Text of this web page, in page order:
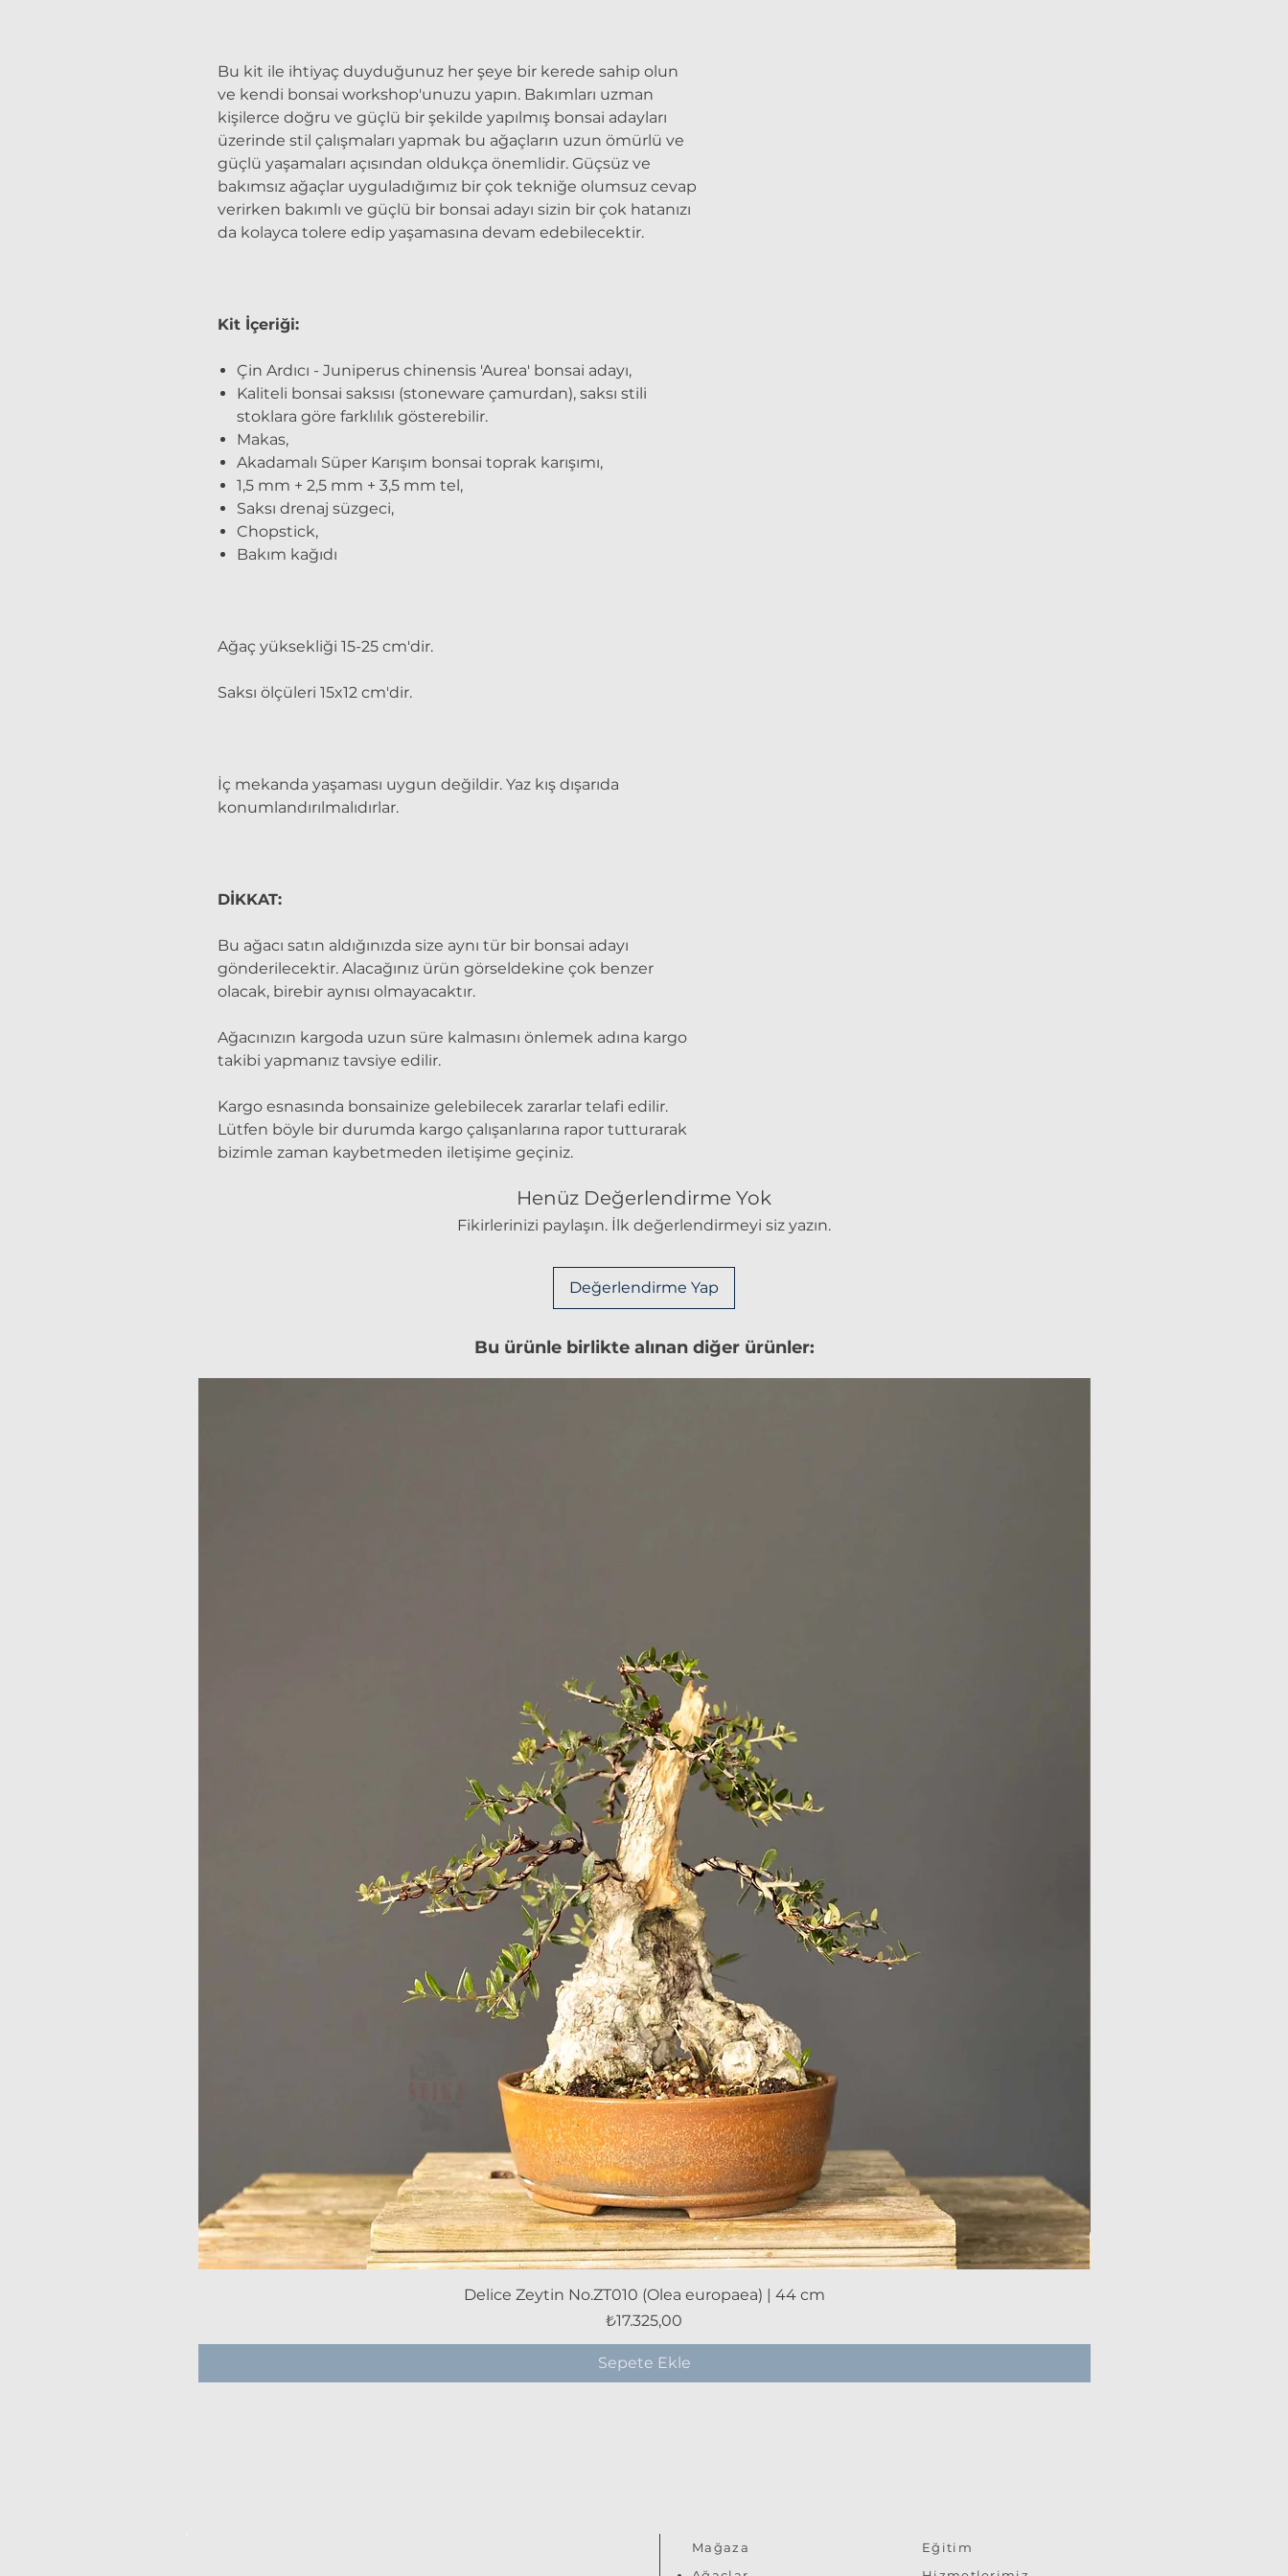
Bu kit ile ihtiyaç duyduğunuz her şeye bir kerede sahip olun
ve kendi bonsai workshop'unuzu yapın. Bakımları uzman
kişilerce doğru ve güçlü bir şekilde yapılmış bonsai adayları
üzerinde stil çalışmaları yapmak bu ağaçların uzun ömürlü ve
güçlü yaşamaları açısından oldukça önemlidir. Güçsüz ve
bakımsız ağaçlar uyguladığımız bir çok tekniğe olumsuz cevap
verirken bakımlı ve güçlü bir bonsai adayı sizin bir çok hatanızı
da kolayca tolere edip yaşamasına devam edebilecektir.
Kit İçeriği:
Çin Ardıcı - Juniperus chinensis 'Aurea' bonsai adayı,
Kaliteli bonsai saksısı (stoneware çamurdan), saksı stili
stoklara göre farklılık gösterebilir.
Makas,
Akadamalı Süper Karışım bonsai toprak karışımı,
1,5 mm + 2,5 mm + 3,5 mm tel,
Saksı drenaj süzgeci,
Chopstick,
Bakım kağıdı
Ağaç yüksekliği 15-25 cm'dir.
Saksı ölçüleri 15x12 cm'dir.
İç mekanda yaşaması uygun değildir. Yaz kış dışarıda
konumlandırılmalıdırlar.
DİKKAT:
Bu ağacı satın aldığınızda size aynı tür bir bonsai adayı
gönderilecektir. Alacağınız ürün görseldekine çok benzer
olacak, birebir aynısı olmayacaktır.
Ağacınızın kargoda uzun süre kalmasını önlemek adına kargo
takibi yapmanız tavsiye edilir.
Kargo esnasında bonsainize gelebilecek zararlar telafi edilir.
Lütfen böyle bir durumda kargo çalışanlarına rapor tutturarak
bizimle zaman kaybetmeden iletişime geçiniz.
Henüz Değerlendirme Yok
Fikirlerinizi paylaşın. İlk değerlendirmeyi siz yazın.
Değerlendirme Yap
Bu ürünle birlikte alınan diğer ürünler:
Hızlı Bakış
Delice Zeytin No.ZT010 (Olea europaea) | 44 cm
Fiyat
₺17.325,00
Sepete Ekle
Mağaza
Eğitim